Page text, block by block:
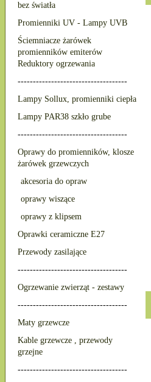
bez światła
Promienniki UV - Lampy UVB
Ściemniacze żarówek
promienników emiterów
Reduktory ogrzewania
------------------------------------
Lampy Sollux, promienniki ciepła
Lampy PAR38 szkło grube
------------------------------------
Oprawy do promienników, klosze
żarówek grzewczych
akcesoria do opraw
oprawy wiszące
oprawy z klipsem
Oprawki ceramiczne E27
Przewody zasilające
------------------------------------
Ogrzewanie zwierząt - zestawy
------------------------------------
Maty grzewcze
Kable grzewcze , przewody
grzejne
------------------------------------